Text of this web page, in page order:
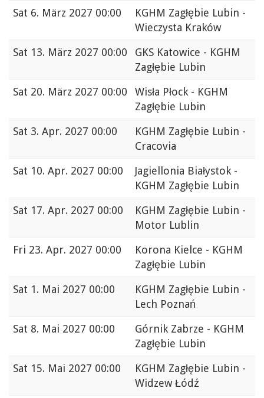
Sat 6. März 2027 00:00
KGHM Zagłębie Lubin -
Wieczysta Kraków
Sat 13. März 2027 00:00
GKS Katowice - KGHM
Zagłębie Lubin
Sat 20. März 2027 00:00
Wisła Płock - KGHM
Zagłębie Lubin
Sat 3. Apr. 2027 00:00
KGHM Zagłębie Lubin -
Cracovia
Sat 10. Apr. 2027 00:00
Jagiellonia Białystok -
KGHM Zagłębie Lubin
Sat 17. Apr. 2027 00:00
KGHM Zagłębie Lubin -
Motor Lublin
Fri 23. Apr. 2027 00:00
Korona Kielce - KGHM
Zagłębie Lubin
Sat 1. Mai 2027 00:00
KGHM Zagłębie Lubin -
Lech Poznań
Sat 8. Mai 2027 00:00
Górnik Zabrze - KGHM
Zagłębie Lubin
Sat 15. Mai 2027 00:00
KGHM Zagłębie Lubin -
Widzew Łódź